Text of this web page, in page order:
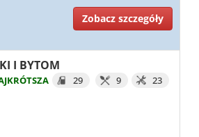
Zobacz szczegóły
I BYTOM
29 9 23